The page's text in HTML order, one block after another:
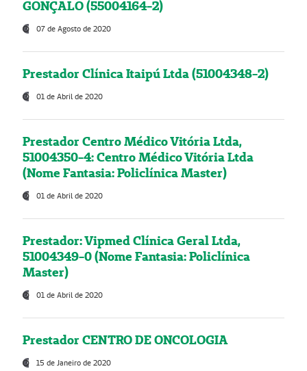
GONÇALO (55004164-2)
07 de Agosto de 2020
Prestador Clínica Itaipú Ltda (51004348-2)
01 de Abril de 2020
Prestador Centro Médico Vitória Ltda,
51004350-4: Centro Médico Vitória Ltda
(Nome Fantasia: Policlínica Master)
01 de Abril de 2020
Prestador: Vipmed Clínica Geral Ltda,
51004349-0 (Nome Fantasia: Policlínica
Master)
01 de Abril de 2020
Prestador CENTRO DE ONCOLOGIA
15 de Janeiro de 2020